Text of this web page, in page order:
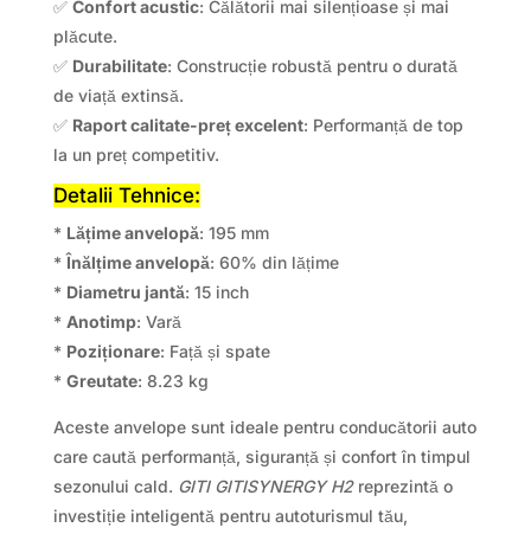
✅ Confort acustic: Călătorii mai silențioase și mai
plăcute.
✅ Durabilitate: Construcție robustă pentru o durată
de viață extinsă.
✅ Raport calitate-preț excelent: Performanță de top
la un preț competitiv.
Detalii Tehnice:
* Lățime anvelopă: 195 mm
*Înălțime anvelopă: 60% din lățime
* Diametru jantă: 15 inch
* Anotimp: Vară
* Poziționare: Față și spate
* Greutate: 8.23 kg
Aceste anvelope sunt ideale pentru conducătorii auto
care caută performanță, siguranță și confort în timpul
sezonului cald. GITI GITISYNERGY H2reprezintă o
investiție inteligentă pentru autoturismul tău,